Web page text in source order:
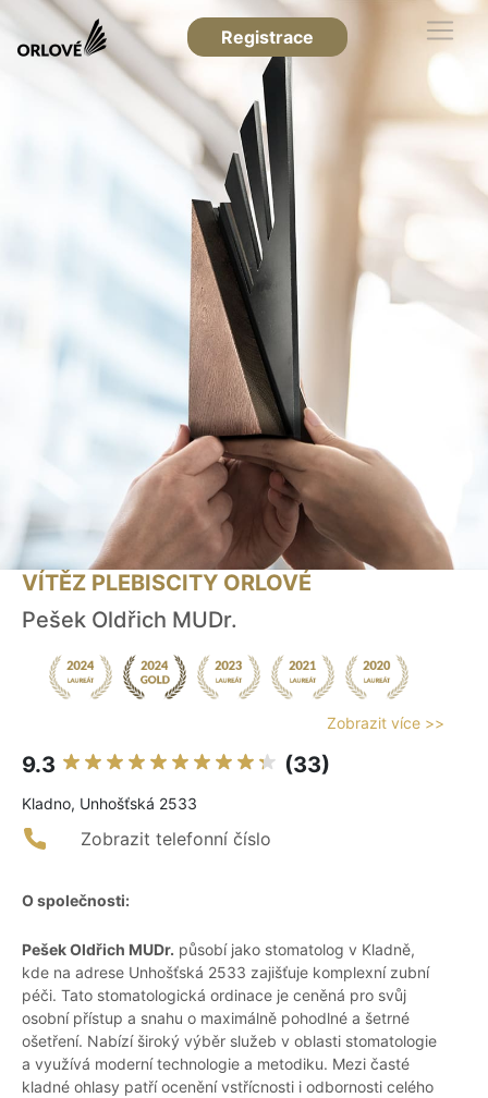
Registrace
VÍTĚZ PLEBISCITY ORLOVÉ
Pešek Oldřich MUDr.
Zobrazit více >>
9.3 (33)
Kladno, Unhošťská 2533
Zobrazit telefonní číslo
O společnosti:
Pešek Oldřich MUDr. působí jako stomatolog v Kladně,
kde na adrese Unhošťská 2533 zajišťuje komplexní zubní
péči. Tato stomatologická ordinace je ceněná pro svůj
osobní přístup a snahu o maximálně pohodlné a šetrné
ošetření. Nabízí široký výběr služeb v oblasti stomatologie
a využívá moderní technologie a metodiku. Mezi časté
kladné ohlasy patří ocenění vstřícnosti i odbornosti celého